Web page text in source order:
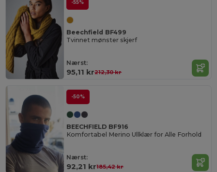
-55%
Beechfield BF499
Tvinnet mønster skjerf
Nærst:
95,11 kr212,30 kr
-50%
BEECHFIELD BF916
Komfortabel Merino Ullklær for Alle Forhold
Nærst:
92,21 kr185,42 kr